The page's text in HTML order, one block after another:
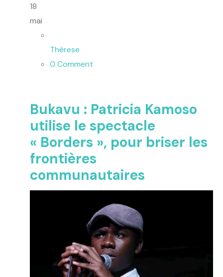
18
mai
Thèrese
0 Comment
Bukavu : Patricia Kamoso
utilise le spectacle
« Borders », pour briser les
frontières
communautaires